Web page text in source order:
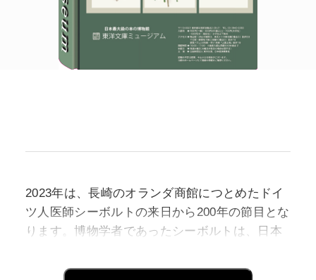
2023年は、長崎のオランダ商館につとめたドイ
ツ人医師シーボルトの来日から200年の節目とな
ります。博物学者であったシーボルトは、日本
へ持ち帰り、日本研究の集大成ともいえる大著